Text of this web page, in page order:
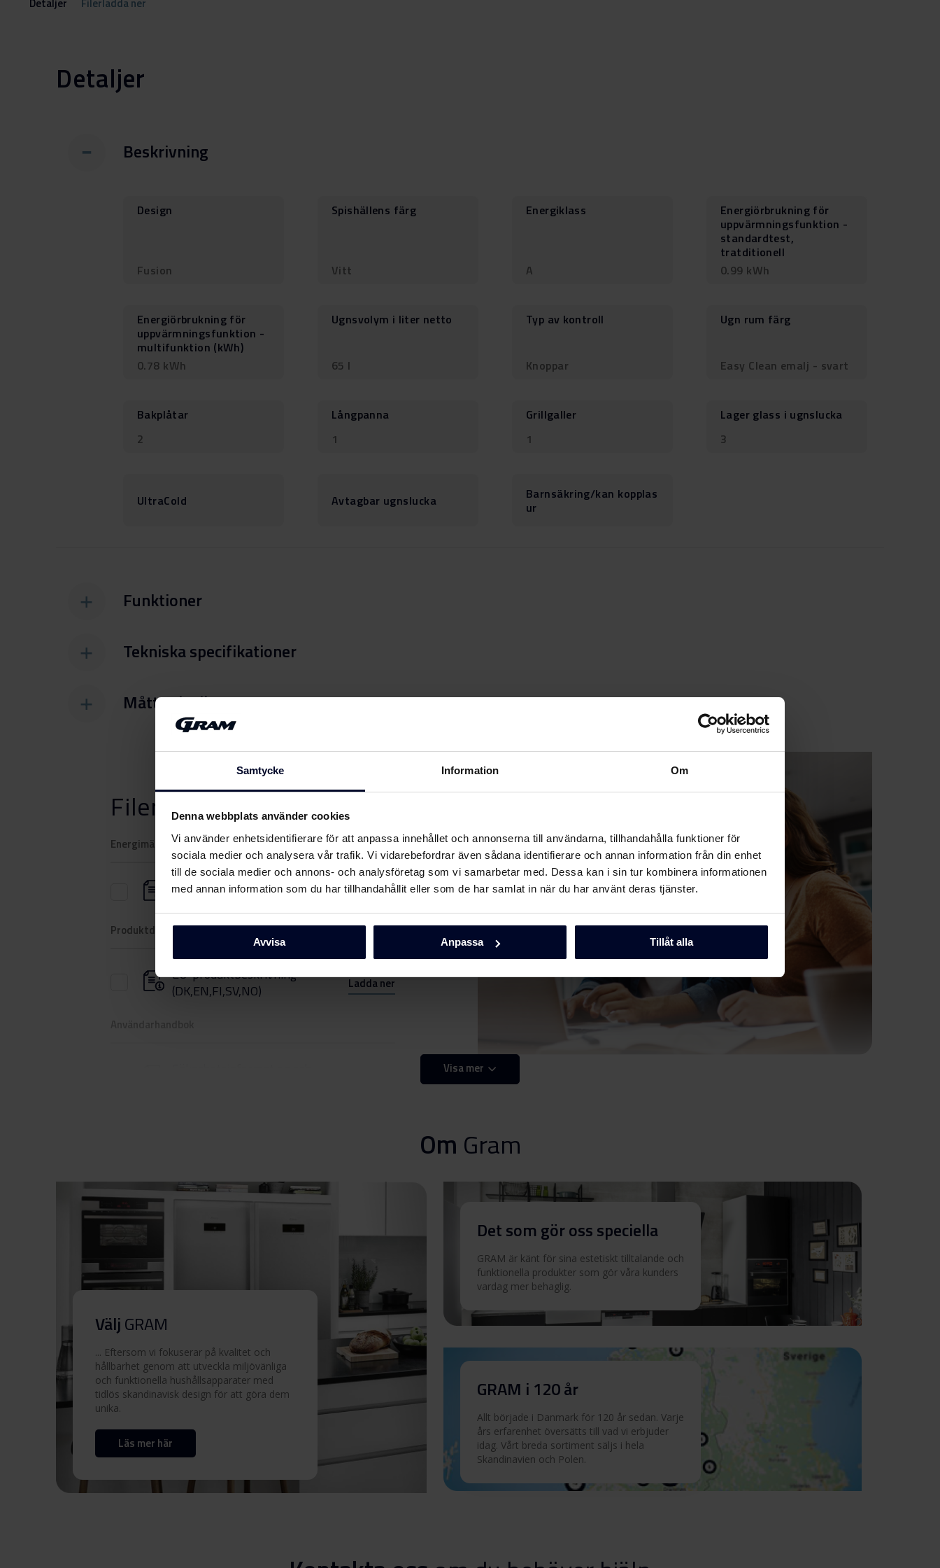
Samtycke Information Om
Denna webbplats använder cookies
Vi använder enhetsidentifierare för att anpassa innehållet och annonserna till användarna, tillhandahålla funktioner för
sociala medier och analysera vår trafik. Vi vidarebefordrar även sådana identifierare och annan information från din enhet
till de sociala medier och annons- och analysföretag som vi samarbetar med. Dessa kan i sin tur kombinera informationen
med annan information som du har tillhandahållit eller som de har samlat in när du har använt deras tjänster.
Avvisa Anpassa Tillåt alla
Detaljer
Beskrivning
Design
Fusion
Spishällens färg
Vitt
Energiklass
A
Energiörbrukning för
uppvärmningsfunktion -
standardtest,
tratditionell
0.99 kWh
Energiörbrukning för
uppvärmningsfunktion -
multifunktion (kWh)
0.78 kWh
Ugnsvolym i liter netto
65 l
Typ av kontroll
Knoppar
Ugn rum färg
Easy Clean emalj - svart
Bakplåtar
2
Långpanna
1
Grillgaller
1
Lager glass i ugnslucka
3
UltraCold Avtagbar ugnslucka
Barnsäkring/kan kopplas
ur
Funktioner
Tekniska specifikationer
Mått och vikt
Filer ladda ner
Energimärkning
Energimärkning Ladda ner
Produktdatablad
EU-produktbeskrivning
(DK,EN,FI,SV,NO)
Ladda ner
varningar (NO)
Säkerhetsinformation och
Ladda ner
varningar (EN)
Ladda ner
Ladda ner
Användarmanual (FI,SV) Ladda ner
Vägledning för barnlås Ladda ner
Visa mer
Om Gram
VäljGRAM
... Eftersom vi fokuserar på kvalitet och
hållbarhet genom att utveckla miljövänliga
och funktionella hushållsapparater med
tidlös skandinavisk design för att göra dem
unika.
Läs mer här
Det som gör oss speciella
GRAM är känt för sina estetiskt tilltalande och
funktionella produkter som gör våra kunders
vardag mer behaglig.
GRAM i 120 år
Allt började i Danmark för 120 år sedan. Varje
års erfarenhet översätts till vad vi erbjuder
idag. Vårt breda sortiment säljs i hela
Skandinavien och Polen.